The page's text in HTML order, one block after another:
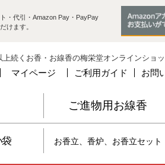
・代引・Amazon Pay・PayPay
けます。
上続くお香・お線香の梅栄堂オンラインショ
マイページ ご利用ガイド お問
ご進物用お線香
お香立、香炉、お香立セット